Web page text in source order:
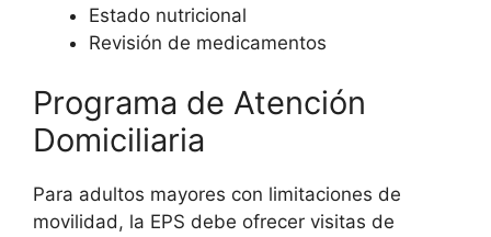
Estado nutricional
Revisión de medicamentos
Programa de Atención
Domiciliaria
Para adultos mayores con limitaciones de
movilidad, la EPS debe ofrecer visitas de